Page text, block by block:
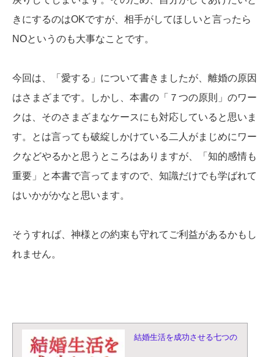
きにするのはOKですが、相手がしてほしいと言ったら
NOというのも大事なことです。
今回は、「愛する」について書きましたが、離婚の原因
はさまざまです。しかし、本書の「７つの原則」のワー
クは、そのさまざまなケースにも対応していると思いま
す。とは言っても破綻しかけている二人がまじめにワー
クなどやるかと思うところはありますが、「知的感情も
重要」と本書で言ってますので、知識だけでも学ばれて
はいかがかなと思います。
そうすれば、神様との約束も守れてご利益があるかもし
れません。
結婚生活を成功させる七つの原則